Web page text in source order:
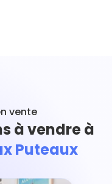
vente
à vendre à
Puteaux